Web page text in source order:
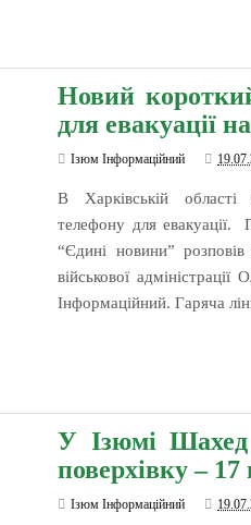
Новий
для евакуації
Ізюм Інформаційний
В Харківській
телефону для евакуації.
“Єдині новини” розповів
військової
Інформаційний. Гаряча
У Ізюмі
поверхівку –
Ізюм Інформаційний